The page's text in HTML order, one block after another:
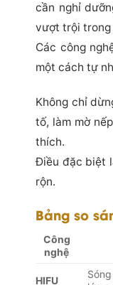
cần nghỉ
vượt trội
Các công
một cách tự
Không chỉ
tố, làm mờ
thích.
Điều đặc biệt
rộn.
Bảng so
Công
nghệ
HIFU